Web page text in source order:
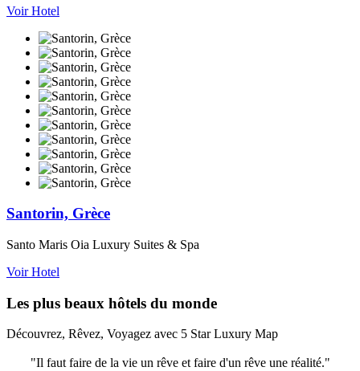
Voir Hotel
Santorin, Grèce
Santo Maris Oia Luxury Suites & Spa
Voir Hotel
Les plus beaux hôtels du monde
Découvrez, Rêvez, Voyagez avec 5 Star Luxury Map
"Il faut faire de la vie un rêve et faire d'un rêve une réalité."